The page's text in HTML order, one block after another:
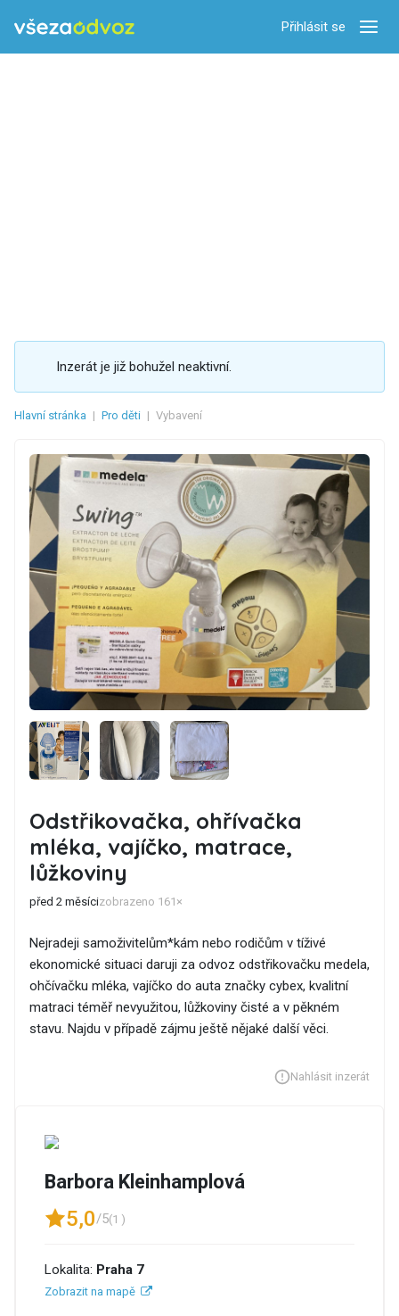
Přihlásit se
Inzerát je již bohužel neaktivní.
Hlavní stránka | Pro děti | Vybavení
Odstřikovačka, ohřívačka
mléka, vajíčko, matrace,
lůžkoviny
před 2 měsícizobrazeno 161×
Nejradeji samoživitelům*kám nebo rodičům v tíživé
ekonomické situaci daruji za odvoz odstřikovačku medela,
ohčívačku mléka, vajíčko do auta značky cybex, kvalitní
matraci téměř nevyužitou, lůžkoviny čisté a v pěkném
stavu. Najdu v případě zájmu ještě nějaké další věci.
Nahlásit inzerát
Barbora Kleinhamplová
5,0/5(1 )
Lokalita: Praha 7
Zobrazit na mapě